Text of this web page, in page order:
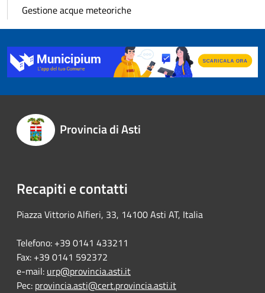
Gestione acque meteoriche
Provincia di Asti
Recapiti e contatti
Piazza Vittorio Alfieri, 33, 14100 Asti AT, Italia
Telefono: +39 0141 433211
Fax: +39 0141 592372
e-mail: urp@provincia.asti.it
Pec: provincia.asti@cert.provincia.asti.it